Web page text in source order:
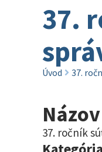
37.
Úvod 37.
37. ročník